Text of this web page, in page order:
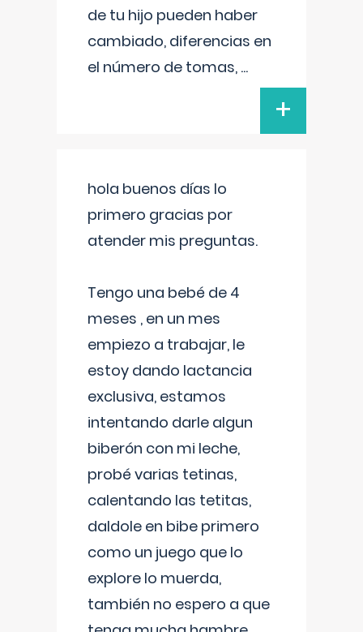
de tu hijo pueden haber
cambiado, diferencias en
el número de tomas, ...
+
hola buenos días lo
primero gracias por
atender mis preguntas.
Tengo una bebé de 4
meses , en un mes
empiezo a trabajar, le
estoy dando lactancia
exclusiva, estamos
intentando darle algun
biberón con mi leche,
probé varias tetinas,
calentando las tetitas,
daldole en bibe primero
como un juego que lo
explore lo muerda,
también no espero a que